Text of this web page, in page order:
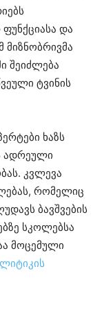
და
მიზნობრივმა
შეიძლება
ტვინის
ხაზს
ადრეული
კვლევა
რომელიც
ბავშვების
სკოლებსა
მოცემული